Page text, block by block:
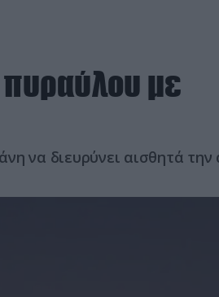
πυραύλου με
να διευρύνει αισθητά την